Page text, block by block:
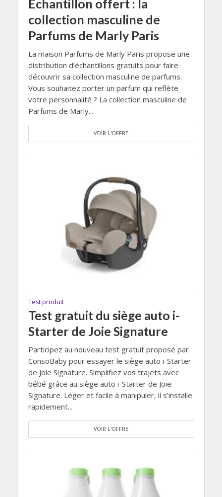
Échantillon offert : la
collection masculine de
Parfums de Marly Paris
La maison Parfums de Marly Paris propose une
distribution d’échantillons gratuits pour faire
découvrir sa collection masculine de parfums.
Vous souhaitez porter un parfum qui reflète
votre personnalité ? La collection masculine de
Parfums de Marly...
VOIR L'OFFRE
Test produit
Test gratuit du siège auto i-
Starter de Joie Signature
Participez au nouveau test gratuit proposé par
ConsoBaby pour essayer le siège auto i-Starter
de Joie Signature. Simplifiez vos trajets avec
bébé grâce au siège auto i-Starter de Joie
Signature. Léger et facile à manipuler, il s’installe
rapidement...
VOIR L'OFFRE